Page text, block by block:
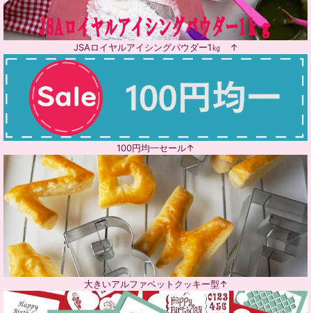
JSAロイヤルアイシングパウダー1㎏ ↑
100円均一セール↑
大きいアルファベットクッキー型↑